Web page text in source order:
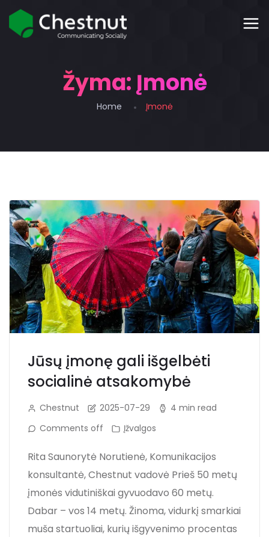
Žyma:Įmonė
Home Įmonė
Jūsų įmonę gali išgelbėti
socialinė atsakomybė
Chestnut 2025-07-29
4 min read
Comments off
Įžvalgos
Rita Saunorytė Norutienė, Komunikacijos
konsultantė, Chestnut vadovė Prieš 50 metų
įmonės vidutiniškai gyvuodavo 60 metų.
Dabar – vos 14 metų. Žinoma, vidurkį smarkiai
muša startuoliai, kurių išgyvenimo procentas